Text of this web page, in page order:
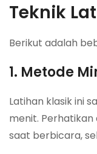
Teknik
Berikut adalah
1. Metode
Latihan klasik ini
menit. Perhatikan
saat berbicara,